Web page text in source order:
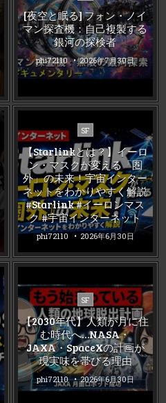
in
[夜空と眠る] フォン・ノイ
マン探査機：自己複製する
銀河の探検者
phi72110 2026年7月30日
Posted
in
SF
【Starlinkとは？】イーロ
ン・マスクが変える「圏
外」の未来！宇宙インター
ネットをわかりやすく解説
#Starlink #イーロンマス
ク #宇宙インターネット
phi72110 2026年6月30日
Posted
in
SF
【2030年代】人類が月に住
む時代へ…NASA・
JAXA・SpaceXの計画が
現実味を帯びる理由
phi72110 2026年6月30日